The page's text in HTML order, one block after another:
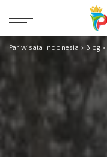
Pariwisata Indonesia > Blog >